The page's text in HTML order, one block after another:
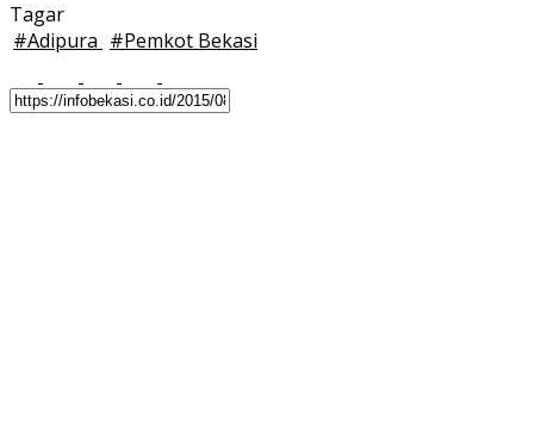
Tagar
#Adipura #Pemkot Bekasi